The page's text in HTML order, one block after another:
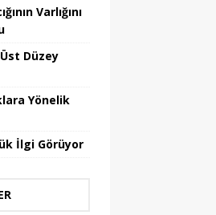
Varlığını
Düzey
Yönelik
İlgi Görüyor